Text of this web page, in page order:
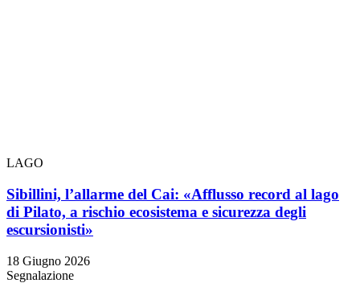
LAGO
Sibillini, l’allarme del Cai: «Afflusso record al lago
di Pilato, a rischio ecosistema e sicurezza degli
escursionisti»
18 Giugno 2026
Segnalazione